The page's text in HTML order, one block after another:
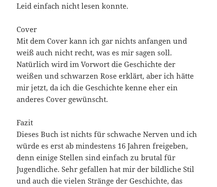
Leid einfach nicht lesen konnte.
Cover
Mit dem Cover kann ich gar nichts anfangen und
weiß auch nicht recht, was es mir sagen soll.
Natürlich wird im Vorwort die Geschichte der
weißen und schwarzen Rose erklärt, aber ich hätte
mir jetzt, da ich die Geschichte kenne eher ein
anderes Cover gewünscht.
Fazit
Dieses Buch ist nichts für schwache Nerven und ich
würde es erst ab mindestens 16 Jahren freigeben,
denn einige Stellen sind einfach zu brutal für
Jugendliche. Sehr gefallen hat mir der bildliche Stil
und auch die vielen Stränge der Geschichte, das